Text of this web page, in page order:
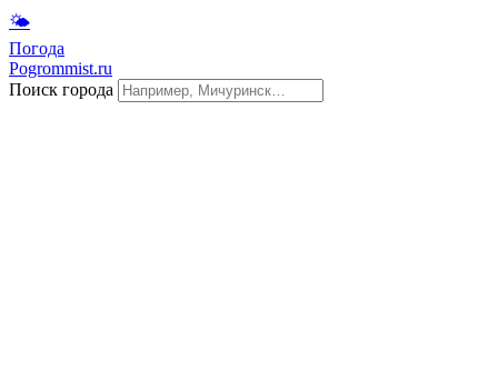
🌤
Погода
Pogrommist.ru
Поиск города